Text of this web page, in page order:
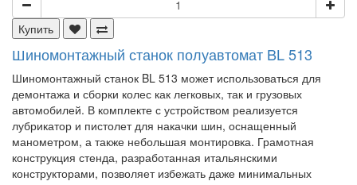
Купить
Шиномонтажный станок полуавтомат BL 513
Шиномонтажный станок BL 513 может использоваться для
демонтажа и сборки колес как легковых, так и грузовых
автомобилей. В комплекте с устройством реализуется
лубрикатор и пистолет для накачки шин, оснащенный
манометром, а также небольшая монтировка. Грамотная
конструкция стенда, разработанная итальянскими
конструкторами, позволяет избежать даже минимальных